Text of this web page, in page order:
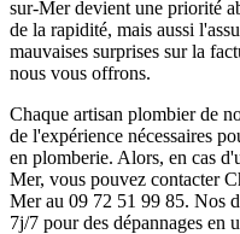
sur-Mer devient une priorité
de la rapidité, mais aussi
mauvaises surprises sur la
nous vous offrons.
Chaque artisan plombier de
de l'expérience nécessaires
en plomberie. Alors, en cas
Mer, vous pouvez contacter
Mer au 09 72 51 99 85. Nos
7j/7 pour des dépannages en